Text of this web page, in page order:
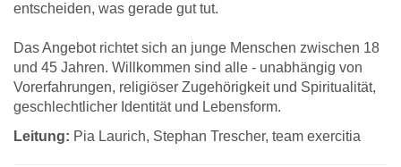
entscheiden, was gerade gut tut.
Das Angebot richtet sich an junge Menschen zwischen 18
und 45 Jahren. Willkommen sind alle - unabhängig von
Vorerfahrungen, religiöser Zugehörigkeit und Spiritualität,
geschlechtlicher Identität und Lebensform.
Leitung: Pia Laurich, Stephan Trescher, team exercitia